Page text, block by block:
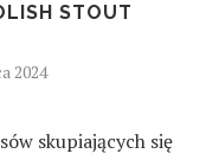
STOUT
2024
skupiających się